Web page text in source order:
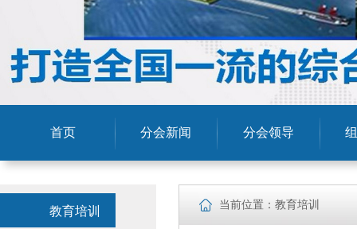
首页 分会新闻 分会领导
教育培训 当前位置：教育培训